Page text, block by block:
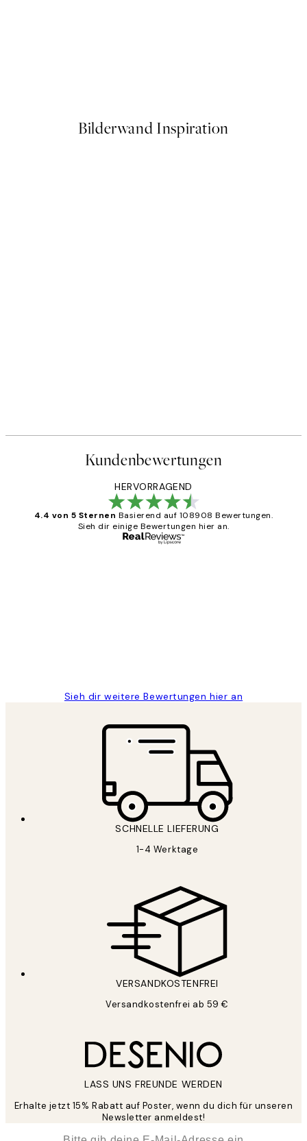
Bilderwand Inspiration
Kundenbewertungen
HERVORRAGEND
4.4 von 5 Sternen Basierend auf 108908 Bewertungen.
Sieh dir einige Bewertungen hier an.
Sieh dir weitere Bewertungen hier an
SCHNELLE LIEFERUNG
1-4 Werktage
VERSANDKOSTENFREI
Versandkostenfrei ab 59 €
LASS UNS FREUNDE WERDEN
Erhalte jetzt 15% Rabatt auf Poster, wenn du dich für unseren
Newsletter anmeldest!